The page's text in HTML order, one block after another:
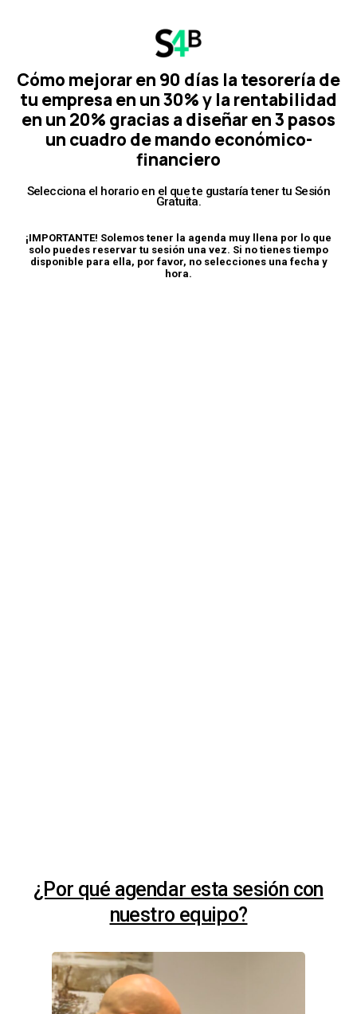
Cómo mejorar en 90 días la tesorería de
tu empresa en un 30% y la rentabilidad
en un 20% gracias a diseñar en 3 pasos
un cuadro de mando económico-
financiero
Selecciona el horario en el que te gustaría tener tu Sesión
Gratuita.
¡IMPORTANTE! Solemos tener la agenda muy llena por lo que
solo puedes reservar tu sesión una vez. Si no tienes tiempo
disponible para ella, por favor, no selecciones una fecha y
hora.
¿Por qué agendar esta sesión con
nuestro equipo?